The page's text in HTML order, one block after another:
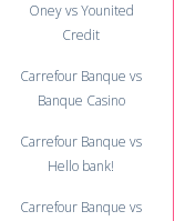
Oney vs Younited
Credit
Carrefour Banque vs
Banque Casino
Carrefour Banque vs
Hello bank!
Carrefour Banque vs